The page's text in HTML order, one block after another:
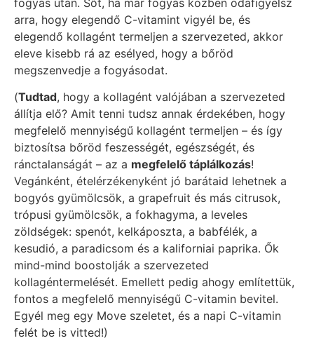
arra, hogy elegendő C-vitamint vigyél be, és
elegendő kollagént termeljen a szervezeted, akkor
eleve kisebb rá az esélyed, hogy a bőröd
megszenvedje a fogyásodat.
(Tudtad, hogy a kollagént valójában a szervezeted
állítja elő? Amit tenni tudsz annak érdekében, hogy
megfelelő mennyiségű kollagént termeljen – és így
biztosítsa bőröd feszességét, egészségét, és
ránctalanságát – az a megfelelő táplálkozás!
Vegánként, ételérzékenyként jó barátaid lehetnek a
bogyós gyümölcsök, a grapefruit és más citrusok,
trópusi gyümölcsök, a fokhagyma, a leveles
zöldségek: spenót, kelkáposzta, a babfélék, a
kesudió, a paradicsom és a kaliforniai paprika. Ők
mind-mind boostolják a szervezeted
kollagéntermelését. Emellett pedig ahogy említettük,
fontos a megfelelő mennyiségű C-vitamin bevitel.
Egyél meg egy Move szeletet, és a napi C-vitamin
felét be is vitted!)